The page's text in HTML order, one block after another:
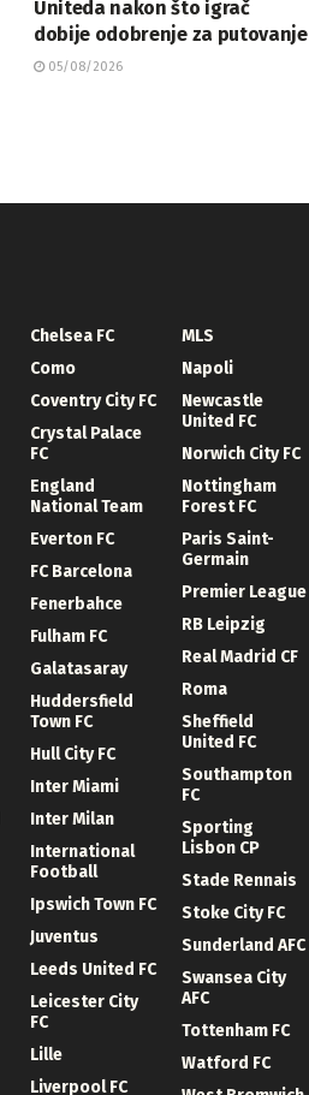
Uniteda nakon što igrač
dobije odobrenje za putovanje
05/08/2026
Chelsea FC
Como
Coventry City FC
Crystal Palace
FC
England
National Team
Everton FC
FC Barcelona
Fenerbahce
Fulham FC
Galatasaray
Huddersfield
Town FC
Hull City FC
Inter Miami
Inter Milan
International
Football
Ipswich Town FC
Juventus
Leeds United FC
Leicester City
FC
Lille
Liverpool FC
MLS
Napoli
Newcastle
United FC
Norwich City FC
Nottingham
Forest FC
Paris Saint-
Germain
Premier League
RB Leipzig
Real Madrid CF
Roma
Sheffield
United FC
Southampton
FC
Sporting
Lisbon CP
Stade Rennais
Stoke City FC
Sunderland AFC
Swansea City
AFC
Tottenham FC
Watford FC